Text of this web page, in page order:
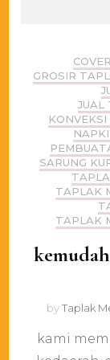
GROSIR
JUAL
SARUNG
TAPLAK
TAPLAK
byTaplak
kami